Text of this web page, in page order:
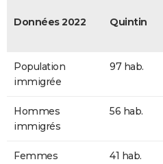
Données 2022 Quintin
Population
immigrée
97 hab.
Hommes
immigrés
56 hab.
Femmes
41 hab.